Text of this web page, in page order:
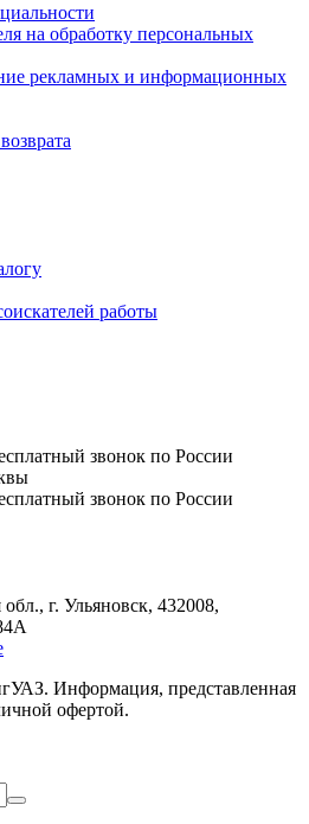
на обработку персональных
рекламных и информационных
работы
звонок по России
звонок по России
г. Ульяновск, 432008,
Информация, представленная
офертой.